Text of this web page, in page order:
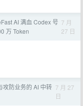
AI 满血 Codex 号
万 Token
7 月
27 日
攻防业务的 AI 中转 7 月 27
日